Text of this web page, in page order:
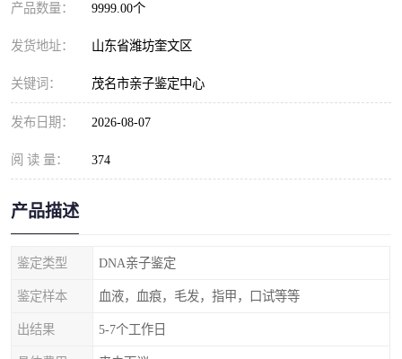
产品数量： 9999.00个
发货地址： 山东省潍坊奎文区
关键词： 茂名市亲子鉴定中心
发布日期： 2026-08-07
阅 读 量： 374
产品描述
鉴定类型 DNA亲子鉴定
鉴定样本 血液，血痕，毛发，指甲，口试等等
出结果 5-7个工作日